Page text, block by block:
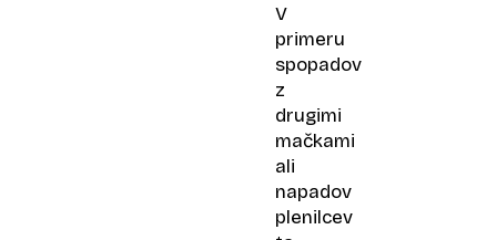
V
primeru
spopadov
z
drugimi
mačkami
ali
napadov
plenilcev